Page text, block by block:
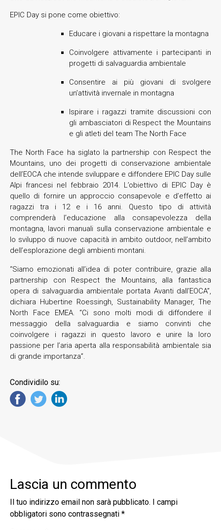
EPIC Day si pone come obiettivo:
Educare i giovani a rispettare la montagna
Coinvolgere attivamente i partecipanti in
progetti di salvaguardia ambientale
Consentire ai più giovani di svolgere
un’attività invernale in montagna
Ispirare i ragazzi tramite discussioni con
gli ambasciatori di Respect the Mountains
e gli atleti del team The North Face
The North Face ha siglato la partnership con Respect the
Mountains, uno dei progetti di conservazione ambientale
dell’EOCA che intende sviluppare e diffondere EPIC Day sulle
Alpi francesi nel febbraio 2014. L’obiettivo di EPIC Day è
quello di fornire un approccio consapevole e d’effetto ai
ragazzi tra i 12 e i 16 anni. Questo tipo di attività
comprenderà l’educazione alla consapevolezza della
montagna, lavori manuali sulla conservazione ambientale e
lo sviluppo di nuove capacità in ambito outdoor, nell’ambito
dell’esplorazione degli ambienti montani.
“Siamo emozionati all’idea di poter contribuire, grazie alla
partnership con Respect the Mountains, alla fantastica
opera di salvaguardia ambientale portata Avanti dall’EOCA”,
dichiara Hubertine Roessingh, Sustainability Manager, The
North Face EMEA. “Ci sono molti modi di diffondere il
messaggio della salvaguardia e siamo convinti che
coinvolgere i ragazzi in questo lavoro e unire la loro
passione per l’aria aperta alla responsabilità ambientale sia
di grande importanza”.
Condividilo su:
Lascia un commento
Il tuo indirizzo email non sarà pubblicato.
I campi
obbligatori sono contrassegnati *